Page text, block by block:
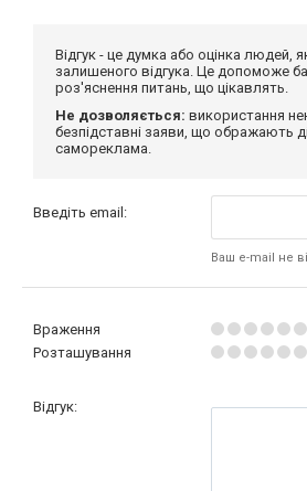
Відгук - це думка або оцінка
залишеного відгука. Це допоможе
роз'яснення питань, що цікавлять.
Не дозволяється: використання
безпідставні заяви, що ображають
самореклама.
Введіть email:
Ваш e-mail не
Враження
Розташування
Відгук: